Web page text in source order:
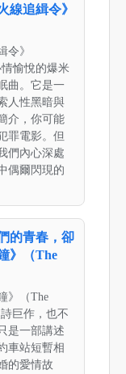
線追緝令》
令》
情愉悅的爆米
曲。它是一
人性黑暗與
介，你可能
罪電影。但
們內心深處
偶爾閃現的
的青春，卻
》（The
》（The
巨作，也不
是一部講述
車站短暫相
的愛情故